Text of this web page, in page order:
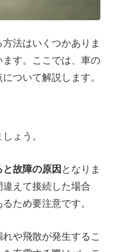
法はいくつかありま
す。ここでは、車の
ついて解説します。
ょう。
故障の原因 となりま
えて接続した場合
ため要注意です。
や飛散が発生するこ